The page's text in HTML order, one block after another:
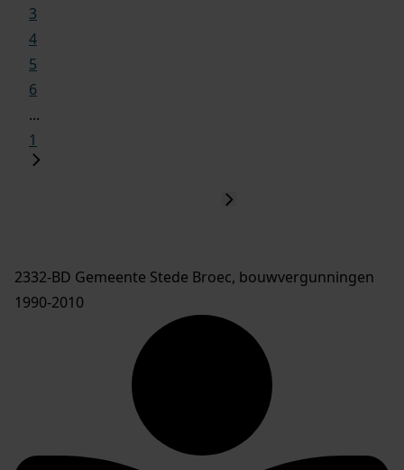
3
4
5
6
...
1
2332-BD Gemeente Stede Broec, bouwvergunningen
1990-2010